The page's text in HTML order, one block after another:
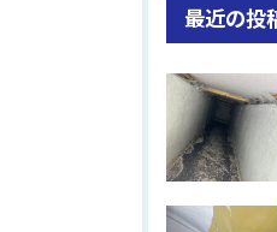
最近の投